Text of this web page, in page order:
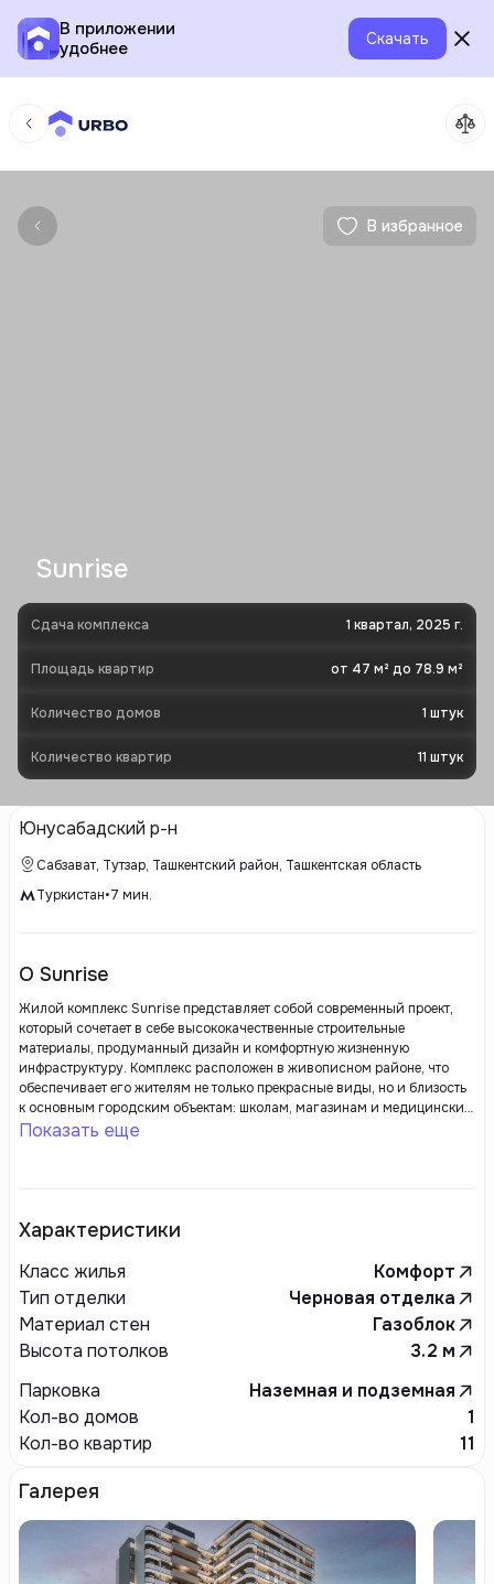
В приложении
удобнее
Скачать
В избранное
Sunrise
Сдача комплекса 1 квартал, 2025 г.
Площадь квартир от 47 м² до 78.9 м²
Количество домов 1 штук
Количество квартир 11 штук
Юнусабадский р-н
Сабзават, Тутзар, Ташкентский район, Ташкентская область
Туркистан•7 мин.
О Sunrise
Жилой комплекс Sunrise представляет собой современный проект,
который сочетает в себе высококачественные строительные
материалы, продуманный дизайн и комфортную жизненную
инфраструктуру. Комплекс расположен в живописном районе, что
обеспечивает его жителям не только прекрасные виды, но и близость
к основным городским объектам: школам, магазинам и медицинским
учреждениям.
Показать еще
Характеристики
Класс жилья
Комфорт
Тип отделки
Черновая отделка
Материал стен
Газоблок
Высота потолков
3.2 м
Парковка
Наземная и подземная
Кол-во домов
1
Кол-во квартир
11
Галерея